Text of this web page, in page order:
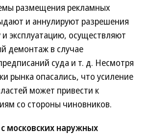
размещения рекламных
и аннулируют разрешения
и эксплуатацию, осуществляют
демонтаж в случае
суда и т. д. Несмотря
рынка опасались, что усиление
может привести к
со стороны чиновников.
московских наружных